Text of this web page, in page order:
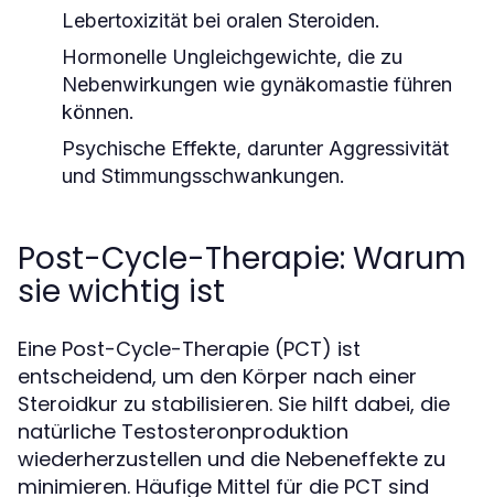
Lebertoxizität bei oralen Steroiden.
Hormonelle Ungleichgewichte, die zu
Nebenwirkungen wie gynäkomastie führen
können.
Psychische Effekte, darunter Aggressivität
und Stimmungsschwankungen.
Post-Cycle-Therapie: Warum
sie wichtig ist
Eine Post-Cycle-Therapie (PCT) ist
entscheidend, um den Körper nach einer
Steroidkur zu stabilisieren. Sie hilft dabei, die
natürliche Testosteronproduktion
wiederherzustellen und die Nebeneffekte zu
minimieren. Häufige Mittel für die PCT sind